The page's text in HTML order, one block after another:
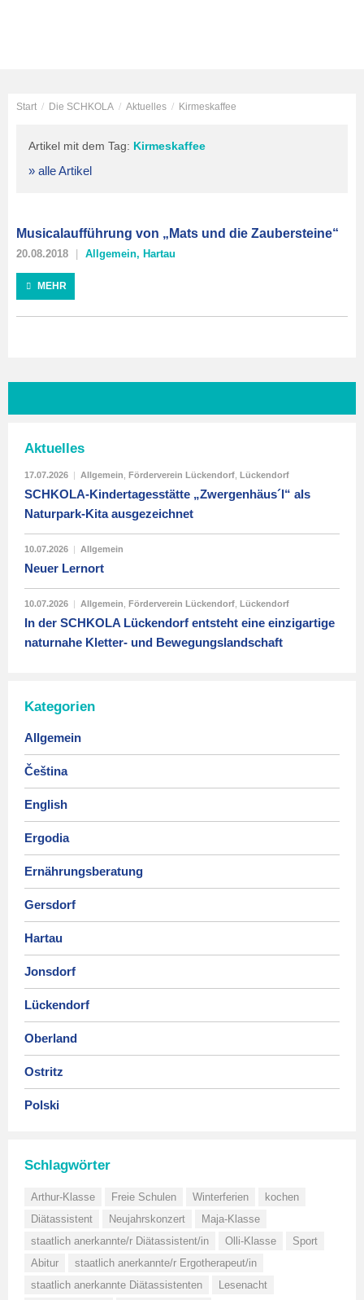
Start / Die SCHKOLA / Aktuelles / Kirmeskaffee
Artikel mit dem Tag: Kirmeskaffee
» alle Artikel
Musicalaufführung von „Mats und die Zaubersteine“
20.08.2018 Allgemein, Hartau
MEHR
Aktuelles
17.07.2026 | Allgemein Förderverein Lückendorf Lückendorf
SCHKOLA-Kindertagesstätte „Zwergenhäus´l“ als
Naturpark-Kita ausgezeichnet
10.07.2026 | Allgemein
Neuer Lernort
10.07.2026 | Allgemein Förderverein Lückendorf Lückendorf
In der SCHKOLA Lückendorf entsteht eine einzigartige
naturnahe Kletter- und Bewegungslandschaft
Kategorien
Allgemein
Čeština
English
Ergodia
Ernährungsberatung
Gersdorf
Hartau
Jonsdorf
Lückendorf
Oberland
Ostritz
Polski
Schlagwörter
Arthur-Klasse Freie Schulen Winterferien
kochen
Diätassistent
Neujahrskonzert
Maja-Klasse
staatlich anerkannte/r Diätassistent/in
Olli-Klasse
Sport
Abitur
staatlich anerkannte/r Ergotherapeut/in
staatlich anerkannte Diätassistenten
Lesenacht